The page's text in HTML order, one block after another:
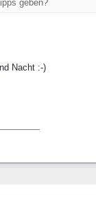
geben?
Nacht :-)